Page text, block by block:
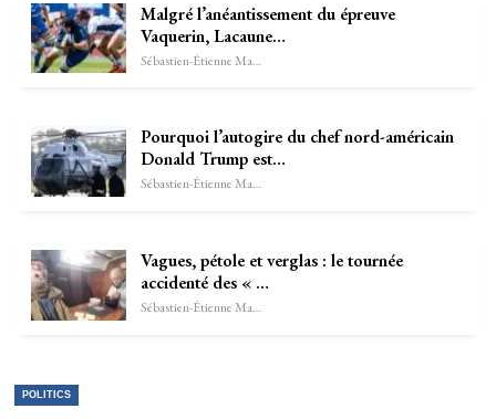
Malgré l’anéantissement du épreuve
Vaquerin, Lacaune…
Sébastien-Étienne Marechal
Pourquoi l’autogire du chef nord-américain
Donald Trump est…
Sébastien-Étienne Marechal
Vagues, pétole et verglas : le tournée
accidenté des « …
Sébastien-Étienne Marechal
POLITICS